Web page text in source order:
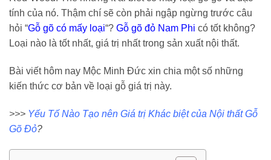
tính của nó. Thậm chí sẽ còn phải ngập ngừng trước câu
hỏi “Gỗ gõ có mấy loại“? Gỗ gõ đỏ Nam Phi có tốt không?
Loại nào là tốt nhất, giá trị nhất trong sản xuất nội thất.
Bài viết hôm nay Mộc Minh Đức xin chia một số những
kiến thức cơ bản về loại gỗ giá trị này.
>>> Yếu Tố Nào Tạo nên Giá trị Khác biệt của Nội thất Gỗ
Gõ Đỏ?